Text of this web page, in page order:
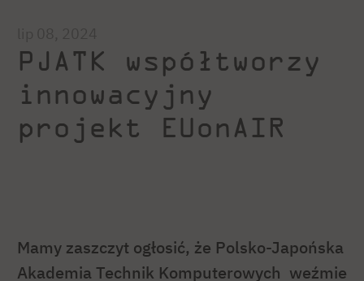
PJATK współtworzy
innowacyjny
projekt EUonAIR
Mamy zaszczyt ogłosić, że Polsko-Japońska
Akademia Technik Komputerowych weźmie